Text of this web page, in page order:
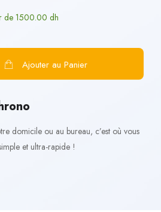
de 1500.00 dh
Ajouter au Panier
domicile ou au bureau, c’est où vous
et ultra-rapide !